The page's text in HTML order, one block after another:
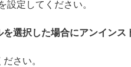
定してください。
選択した場合にアンインス
さい。